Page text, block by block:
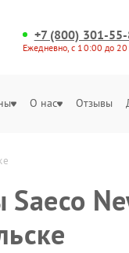
+7 (800) 301-
Ежедневно, с 10:00 до
О нас Отзывы